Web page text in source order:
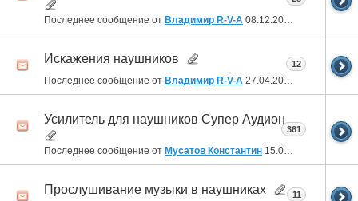
Последнее сообщение от Владимир R-V-A 08.12.2023
Искажения наушников
Последнее сообщение от Владимир R-V-A 27.04.2023
12
Усилитель для наушников Супер Аудион
Последнее сообщение от Мусатов Константин 15.09.2022
361
Прослушивание музыки в наушниках 11